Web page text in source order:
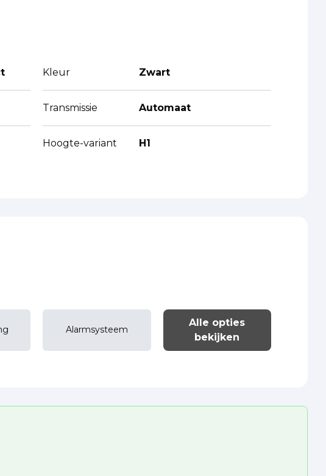
Kleur Zwart
Transmissie Automaat
Hoogte-variant H1
Alarmsysteem
Alle opties
bekijken